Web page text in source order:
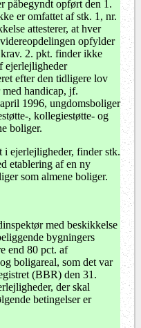
påbegyndt opført den 1.
er omfattet af stk. 1, nr.
attesterer, at hver
opfylder
2. pkt. finder ikke
ejerlejligheder
efter den tidligere lov
handicap, jf.
1996, ungdomsboliger
, kollegiestøtte- og
boliger.
i ejerlejligheder, finder stk.
etablering af en ny
som almene boliger.
med beskikkelse
bygningers
end 80 pct. af
boligareal, som det var
(BBR) den 31.
der skal
betingelser er